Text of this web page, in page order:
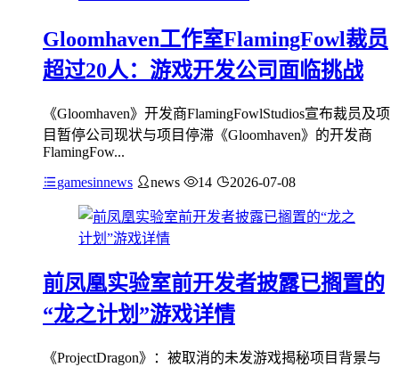
Gloomhaven工作室FlamingFowl裁员
超过20人：游戏开发公司面临挑战
《Gloomhaven》开发商FlamingFowlStudios宣布裁员及项
目暂停公司现状与项目停滞《Gloomhaven》的开发商
FlamingFow...
gamesinnews
news 14 2026-07-08
前凤凰实验室前开发者披露已搁置的
“龙之计划”游戏详情
《ProjectDragon》：被取消的未发游戏揭秘项目背景与